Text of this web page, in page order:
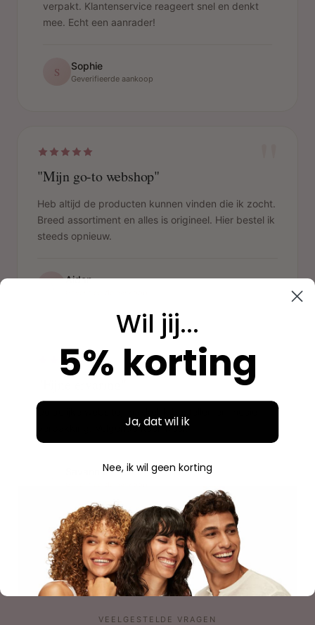
verpakt. Klantenservice reageert snel en denkt
mee. Echt een aanrader!
S Sophie
Geverifieerde aankoop
"Mijn go-to webshop"
Heb altijd de producten kunnen vinden die ik zocht.
Breed assortiment en alles is origineel. Hier bestel ik
steeds opnieuw.
Aidan
verpakking. Volgende keer weer.
Savannah
VEELGESTELDE VRAGEN
Wil jij...
5% korting
Ja, dat wil ik
Nee, ik wil geen korting